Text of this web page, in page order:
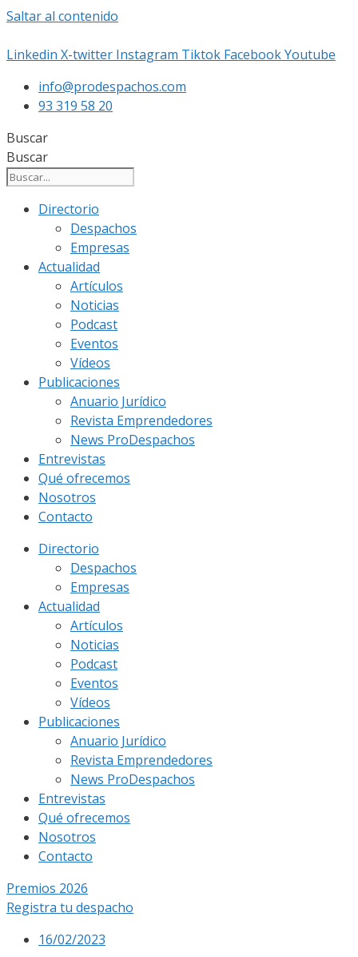
Saltar al contenido
Linkedin X-twitter Instagram Tiktok FacebookYoutube
info@prodespachos.com
93 319 58 20
Buscar
Buscar
Directorio
Despachos
Empresas
Actualidad
Artículos
Noticias
Podcast
Eventos
Vídeos
Publicaciones
Anuario Jurídico
Revista Emprendedores
News ProDespachos
Entrevistas
Qué ofrecemos
Nosotros
Contacto
Directorio
Despachos
Empresas
Actualidad
Artículos
Noticias
Podcast
Eventos
Vídeos
Publicaciones
Anuario Jurídico
Revista Emprendedores
News ProDespachos
Entrevistas
Qué ofrecemos
Nosotros
Contacto
Premios 2026
Registra tu despacho
16/02/2023